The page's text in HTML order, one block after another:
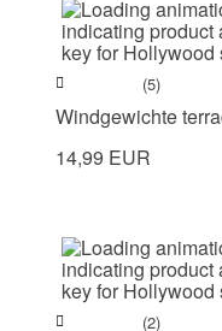
(5)
Windgewichte
14,99 EUR
(2)